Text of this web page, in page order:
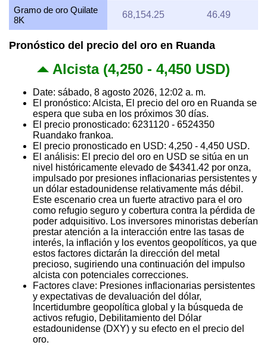
Gramo de oro Quilate
8K
68,154.25 46.49
Pronóstico del precio del oro en Ruanda
Alcista (4,250 - 4,450 USD)
Date: sábado, 8 agosto 2026, 12:02 a. m.
El pronóstico: Alcista, El precio del oro en Ruanda se
espera que suba en los próximos 30 días.
El precio pronosticado: 6231120 - 6524350
Ruandako frankoa.
El precio pronosticado en USD: 4,250 - 4,450 USD.
El análisis: El precio del oro en USD se sitúa en un
nivel históricamente elevado de $4341.42 por onza,
impulsado por presiones inflacionarias persistentes y
un dólar estadounidense relativamente más débil.
Este escenario crea un fuerte atractivo para el oro
como refugio seguro y cobertura contra la pérdida de
poder adquisitivo. Los inversores minoristas deberían
prestar atención a la interacción entre las tasas de
interés, la inflación y los eventos geopolíticos, ya que
estos factores dictarán la dirección del metal
precioso, sugiriendo una continuación del impulso
alcista con potenciales correcciones.
Factores clave: Presiones inflacionarias persistentes
y expectativas de devaluación del dólar,
Incertidumbre geopolítica global y la búsqueda de
activos refugio, Debilitamiento del Dólar
estadounidense (DXY) y su efecto en el precio del
oro.